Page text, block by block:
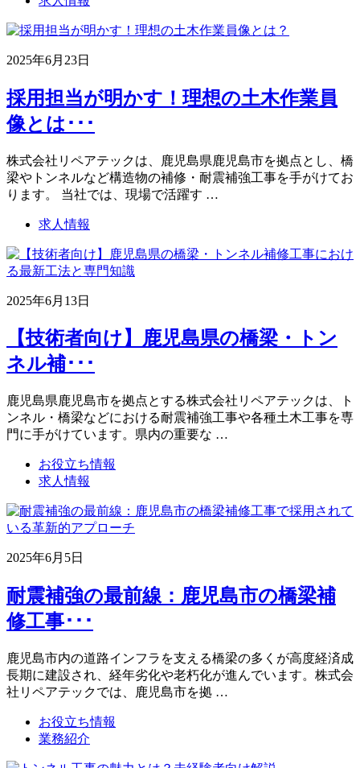
2025年6月23日
採用担当が明かす！理想の土木作業員
像とは･･･
株式会社リペアテックは、鹿児島県鹿児島市を拠点とし、橋
梁やトンネルなど構造物の補修・耐震補強工事を手がけてお
ります。 当社では、現場で活躍す …
求人情報
2025年6月13日
【技術者向け】鹿児島県の橋梁・トン
ネル補･･･
鹿児島県鹿児島市を拠点とする株式会社リペアテックは、ト
ンネル・橋梁などにおける耐震補強工事や各種土木工事を専
門に手がけています。県内の重要な …
お役立ち情報
求人情報
2025年6月5日
耐震補強の最前線：鹿児島市の橋梁補
修工事･･･
鹿児島市内の道路インフラを支える橋梁の多くが高度経済成
長期に建設され、経年劣化や老朽化が進んでいます。株式会
社リペアテックでは、鹿児島市を拠 …
お役立ち情報
業務紹介